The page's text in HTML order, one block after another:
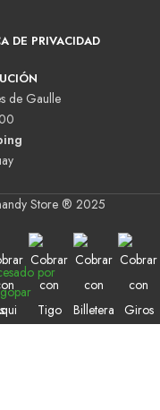
DE PRIVACIDAD
de Gaulle
Store ® 2025